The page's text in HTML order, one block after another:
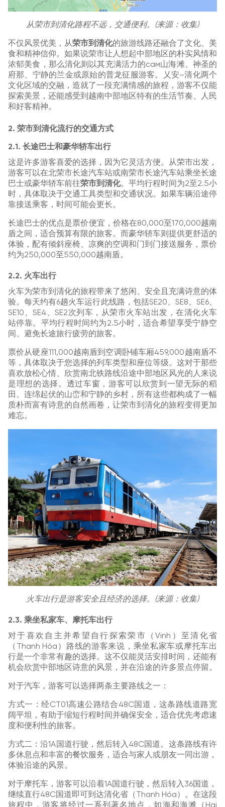
从荣市到清化路程不远，交通便利。(来源：收集)
不仅风景优美，从荣市到清化的旅游线路还融合了文化、美
食和精神信仰。如果说荣市让人想起中部地区的朴实风情和
浓郁美食，那么清化则以其充满活力的сам山海滩、神圣的
府那、宁静的兰金或原始的普龙征服游客。乂安–清化两个
文化区域的交融，造就了一段充满情感的旅程，游客不仅能
探索美景，还能感受到越南中部地区特有的生活节奏、人民
和好客精神。
2. 荣市到清化流行的交通方式
2.1. 长途巴士和豪华轿车出行
这是许多游客喜爱的选择，因为它灵活方便。从荣市出发，
游客可以在北荣市长途汽车站或南荣市长途汽车站乘坐长途
巴士或豪华轿车前往荣市到清化。平均行程时间为2至2.5小
时，具体取决于交通工具类型和交通状况。如果车辆沿途停
靠接送乘客，时间可能会更长。
长途巴士的优点是票价便宜，价格在80,000至170,000越南
盾之间，适合预算有限的旅客。而豪华轿车则提供更舒适的
体验，配有倾斜座椅、凉爽的空调和门到门接送服务，票价
约为250,000至550,000越南盾。
2.2. 火车出行
火车为荣市到清化的旅程带来了悠闲、安全且充满诗意的体
验。每天约有6趟火车运行此线路，包括SE20、SE8、SE6、
SE10、SE4、SE2次列车，从荣市火车站出发，在清化火车
站停靠。平均行程时间约为2.5小时，适合希望享受宁静空
间、避免长途旅行疲劳的旅客。
票价从硬座111,000越南盾到空调卧铺车厢459,000越南盾不
等，具体取决于您选择的列车类型和座位等级。这对于那些
喜欢放松心情、欣赏南北铁路线沿途中部地区风光的人来说
是理想的选择。透过车窗，游客可以欣赏到一望无际的稻
田、连绵起伏的山峦和宁静的乡村，所有这些都构成了一幅
质朴而富有诗意的自然画卷，让荣市到清化的旅程变得更加
难忘。
火车出行是游客安全且经济的选择。(来源：收集)
2.3. 乘坐私家车、摩托车出行
对于喜欢自主并希望自行探索荣市（Vinh）至清化省
（Thanh Hóa）路线的游客来说，乘坐私家车或摩托车出
行是一个非常有趣的选择。这不仅能灵活安排时间，还能有
机会欣赏中部地区诗意的风景，并在沿途的许多景点停留。
对于汽车，游客可以选择两条主要路线之一：
方式一：经CT01高速公路结合48C国道，这条路线道路宽
阔平坦，有助于缩短行程时间并确保安全，适合优先考虑速
度和便利性的旅客。
方式二：沿1A国道行驶，然后转入48C国道。这条路线有许
多休息点和丰富的餐饮服务，适合与家人或朋友一同出游，
体验沿途的风景。
对于摩托车，游客可以沿着1A国道行驶，然后转入36国道，
继续直行48C国道即可到达清化省（Thanh Hóa）。在这段
旅程中，游客将经过一系列著名地点，如海和海滩（Hai